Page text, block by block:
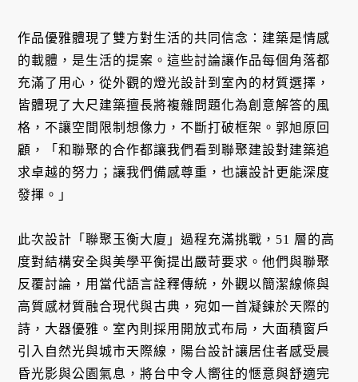
作品優雅體現了雙方對生活的共同信念：建築是情感
的載體，是生活的提案。這些討論讓作品每個角落都
充滿了用心，從外觀的燈光設計到室內的材質選擇，
皆體現了大尺建築擅長將複雜問題化為創意解答的風
格，不讓空間限制想像力，不斷打破框架。郭旭原回
顧，「和聯聚的合作都讓我們看到聯聚建設對建築追
求卓越的努力；讓我們備感尊重，也讓設計更能深度
發揮。」
此次設計「聯聚玉衡大廈」過程充滿挑戰，51 層的高
度對結構安全與美學平衡提出嚴苛要求。他們與聯聚
反覆討論，用當代語言詮釋傳統，外觀以簡潔線條與
高質感材質融合現代與古典，宛如一首凝鍊於天際的
詩，大器優雅。室內則採用開放式布局，大面積窗戶
引入自然光與城市天際線，陽台設計讓居住者感受晨
昏光影與公園氣息，將台中令人嚮往的愜意與舒適完